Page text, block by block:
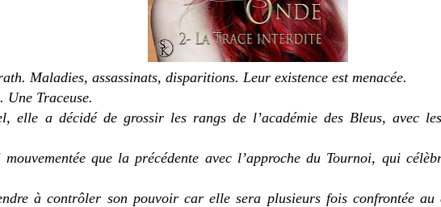
Maladies, assassinats, disparitions. Leur existence est menacée.
Une Traceuse.
elle a décidé de grossir les rangs de l’académie des Bleus, avec
mouvementée que la précédente avec l’approche du Tournoi, qui
à contrôler son pouvoir car elle sera plusieurs fois confrontée